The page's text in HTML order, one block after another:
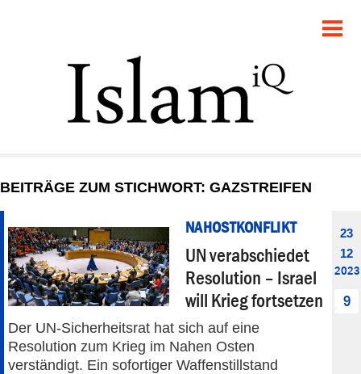
GESELLSCHAFT
STARTSEITE
DEBATTE
PANORAMA
BEITRÄGE ZUM STICHWORT: GAZSTREIFEN
NAHOSTKONFLIKT
UN verabschiedet
Resolution – Israel
will Krieg fortsetzen
Der UN-Sicherheitsrat hat sich auf eine
Resolution zum Krieg im Nahen Osten
verständigt. Ein sofortiger Waffenstillstand
23
12
2023
9